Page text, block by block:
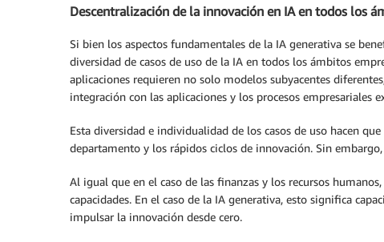
Descentralización de la innovación en IA en todos los
Si bien los aspectos fundamentales de la IA generativa se
diversidad de casos de uso de la IA en todos los ámbitos
aplicaciones requieren no solo modelos subyacentes
integración con las aplicaciones y los procesos empresariales
Esta diversidad e individualidad de los casos de uso hacen
departamento y los rápidos ciclos de innovación. Sin
Al igual que en el caso de las finanzas y los recursos
capacidades. En el caso de la IA generativa, esto significa
impulsar la innovación desde cero.